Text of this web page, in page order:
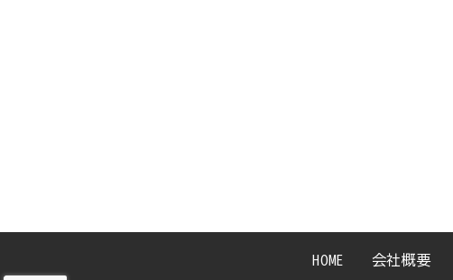
HOME 会社概要